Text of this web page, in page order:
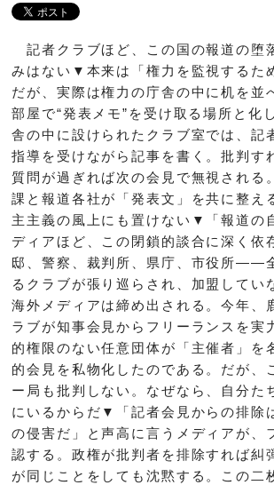
記者クラブほど、この国の報道の堕
みはない▼本来は「権力を監視するた
だが、実際は権力の庁舎の中に机を並
部屋で“発表メモ”を受け取る場所と化
舎の中に設けられたクラブ室では、記
指導を受けながら記事を書く。批判す
質問が過ぎれば次の会見で無視される
課と報道各社が「発表文」を共に整え
主主義の風上にも置けない▼「報道の
ディアほど、この閉鎖的談合に深く依
邸、警察、裁判所、県庁、市役所——
るクラブが張り巡らされ、加盟してい
海外メディアは締め出される。今年、
ラブが知事会見からフリーランスを実
的権限のない任意団体が「主催者」を
的会見を私物化したのである。だが、
ー局も批判しない。なぜなら、自分た
にいるからだ▼「記者会見からの排除
の侵害だ」と声高に言うメディアが、
認する。政権が批判者を排除すれば糾
が同じことをしても沈黙する。この二